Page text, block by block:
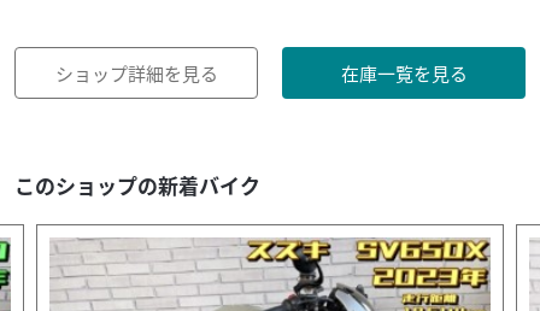
ショップ詳細を見る 在庫一覧を見る
このショップの新着バイク